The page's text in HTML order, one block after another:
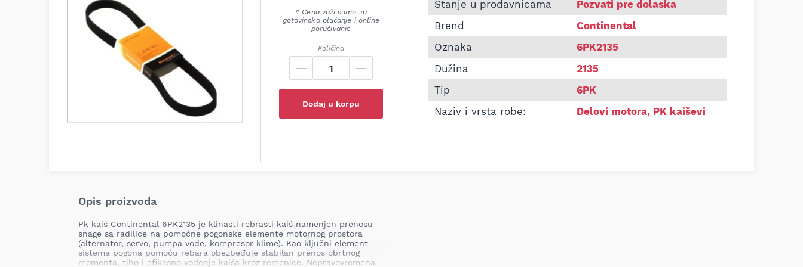
* Cena važi samo za
gotovinsko plaćanje i online
poručivanje
Količina
Dodaj u korpu
Stanje u prodavnicama
Pozvati pre dolaska
Brend
Continental
Oznaka
6PK2135
Dužina
2135
Tip
6PK
Naziv i vrsta robe:
Delovi motora, PK kaiševi
Opis proizvoda
Pk kaiš Continental 6PK2135 je klinasti rebrasti kaiš namenjen prenosu
snage sa radilice na pomoćne pogonske elemente motornog prostora
(alternator, servo, pumpa vode, kompresor klime). Kao ključni element
sistema pogona pomoću rebara obezbeđuje stabilan prenos obrtnog
momenta, tiho i efikasno vođenje kaiša kroz remenice. Nepravovremena